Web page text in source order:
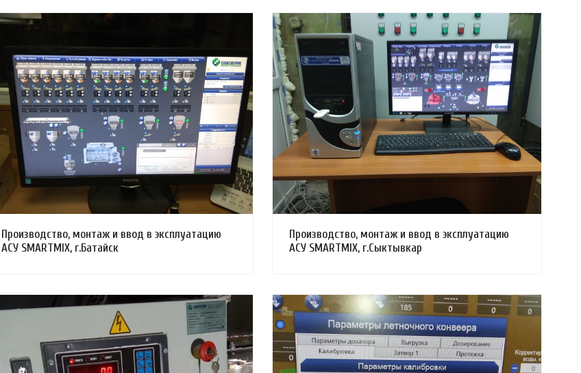
Смотреть проект
Производство, монтаж и ввод в эксплуатацию
АСУ SMARTMIX, г.Батайск
Смотреть проект
Производство, монтаж и ввод в эксплуатацию
АСУ SMARTMIX, г.Сыктывкар